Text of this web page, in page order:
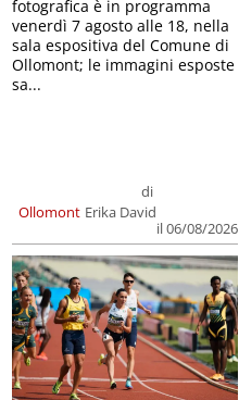
Ollomont
di
Erika David
il 06/08/2026
fotografica è in programma
venerdì 7 agosto alle 18, nella
sala espositiva del Comune di
Ollomont; le immagini esposte
sa...